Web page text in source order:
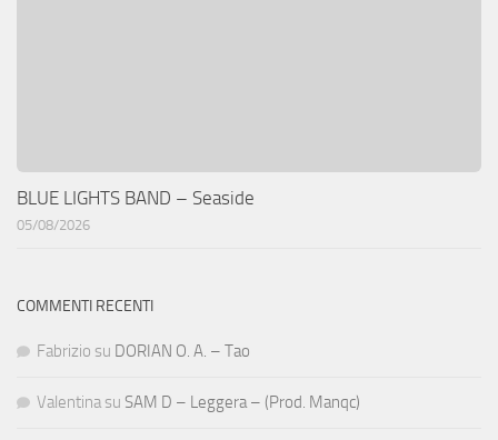
BLUE LIGHTS BAND – Seaside
05/08/2026
COMMENTI RECENTI
Fabrizio su DORIAN O. A. – Tao
Valentina su SAM D – Leggera – (Prod. Manqc)